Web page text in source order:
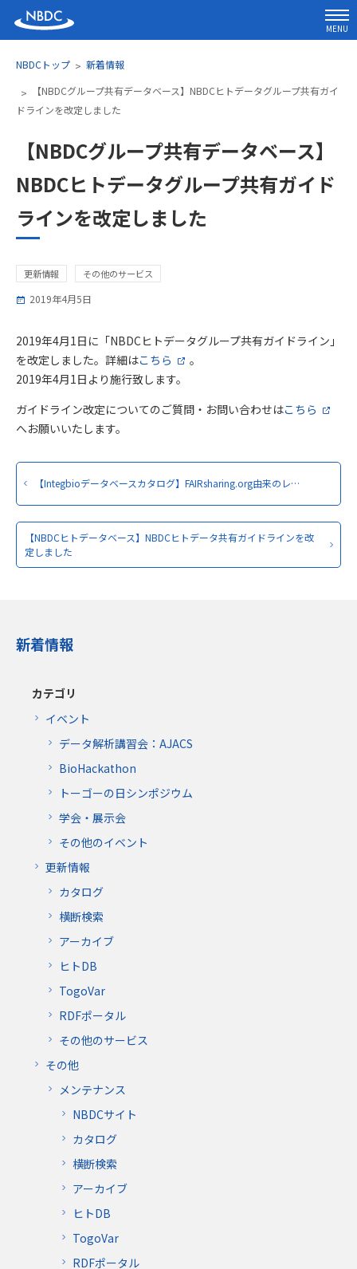
MENU
NBDCトップ
新着情報
【NBDCグループ共有データベース】NBDCヒトデータグループ共有ガイ
ドラインを改定しました
【NBDCグループ共有データベース】
NBDCヒトデータグループ共有ガイド
ラインを改定しました
更新情報 その他のサービス
2019年4月5日
2019年4月1日に「NBDCヒトデータグループ共有ガイドライン」
を改定しました。詳細はこちら
。
2019年4月1日より施行致します。
ガイドライン改定についてのご質問・お問い合わせはこちら
へお願いいたします。
【Integbioデータベースカタログ】FAIRsharing.org由来のレ…
【NBDCヒトデータベース】NBDCヒトデータ共有ガイドラインを改
定しました
新着情報
カテゴリ
イベント
データ解析講習会：AJACS
BioHackathon
トーゴーの日シンポジウム
学会・展示会
その他のイベント
更新情報
カタログ
横断検索
アーカイブ
ヒトDB
TogoVar
RDFポータル
その他のサービス
その他
メンテナンス
NBDCサイト
カタログ
横断検索
アーカイブ
ヒトDB
TogoVar
RDFポータル